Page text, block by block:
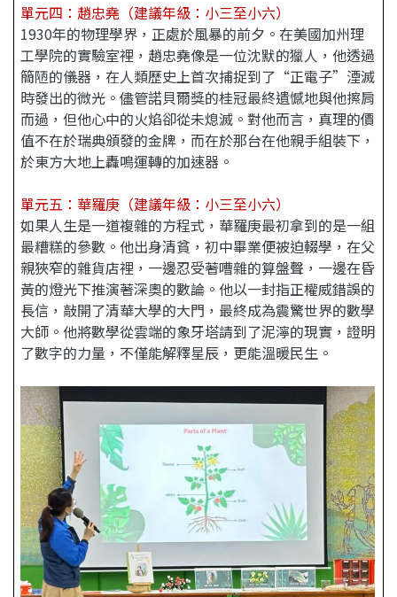
單元四：趙忠堯（建議年級：小三至小六）
1930年的物理學界，正處於風暴的前夕。在美國加州理
工學院的實驗室裡，趙忠堯像是一位沈默的獵人，他透過
簡陋的儀器，在人類歷史上首次捕捉到了“正電子”湮滅
時發出的微光。儘管諾貝爾獎的桂冠最終遺憾地與他擦肩
而過，但他心中的火焰卻從未熄滅。對他而言，真理的價
值不在於瑞典頒發的金牌，而在於那台在他親手組裝下，
於東方大地上轟鳴運轉的加速器。
單元五： 華羅庚（建議年級：小三至小六）
如果人生是一道複雜的方程式，華羅庚最初拿到的是一組
最糟糕的參數。他出身清貧，初中畢業便被迫輟學，在父
親狹窄的雜貨店裡，一邊忍受著嘈雜的算盤聲，一邊在昏
黃的燈光下推演著深奧的數論。他以一封指正權威錯誤的
長信，敲開了清華大學的大門，最終成為震驚世界的數學
大師。他將數學從雲端的象牙塔請到了泥濘的現實，證明
了數字的力量，不僅能解釋星辰，更能溫暖民生。